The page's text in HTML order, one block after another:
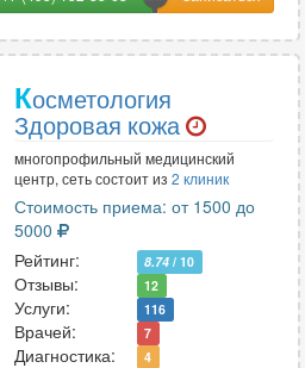
Косметология
Здоровая кожа
многопрофильный медицинский
центр, сеть состоит из 2 клиник
Стоимость приема: от 1500 до
5000
Рейтинг:
8.74 / 10
Отзывы: 12
Услуги: 116
Врачей: 7
Диагностика: 4